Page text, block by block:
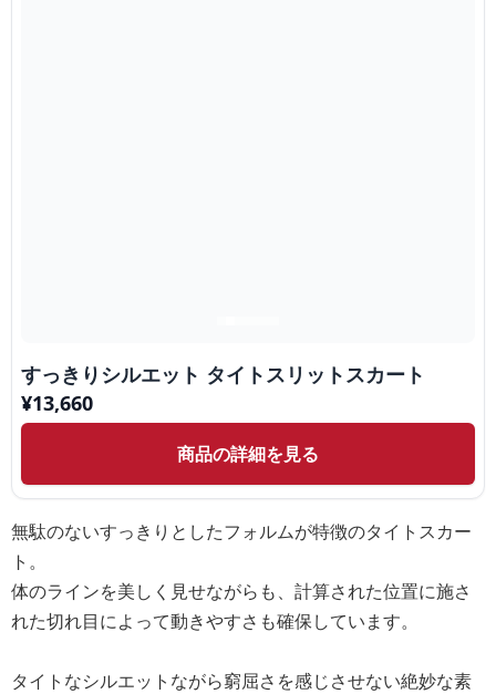
すっきりシルエット タイトスリットスカート
¥13,660
商品の詳細を見る
無駄のないすっきりとしたフォルムが特徴のタイトスカー
ト。
体のラインを美しく見せながらも、計算された位置に施さ
れた切れ目によって動きやすさも確保しています。
タイトなシルエットながら窮屈さを感じさせない絶妙な素